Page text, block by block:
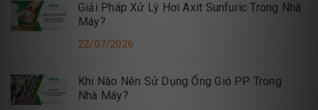
Giải Pháp Xử Lý Hơi Axit Sunfuric Trong Nhà
Máy?
22/07/2026
Khi Nào Nên Sử Dụng Ống Gió PP Trong
Nhà Máy?